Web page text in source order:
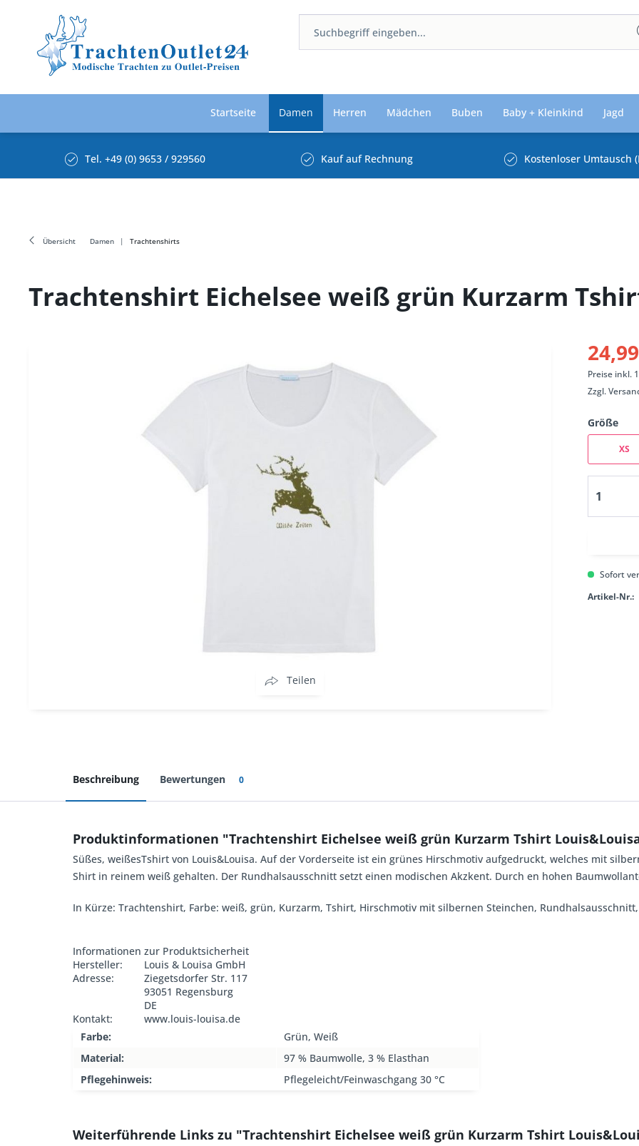
Startseite Damen Herren Mädchen Buben Baby + Kleinkind Jagd
Tel. +49 (0) 9653 / 929560 Kauf auf Rechnung Kostenloser Umtausch
Übersicht Damen Trachtenshirts
Trachtenshirt Eichelsee weiß grün Kurzarm
Teilen
Preise inkl.
Zzgl.
Größe
XS
Sofort
Artikel-Nr.:
Beschreibung Bewertungen 0
Produktinformationen "Trachtenshirt Eichelsee weiß grün Kurzarm Tshirt
Süßes, weißesTshirt von Louis&Louisa. Auf der Vorderseite ist ein grünes Hirschmotiv aufgedruckt, welches mit
Shirt in reinem weiß gehalten. Der Rundhalsausschnitt setzt einen modischen Akzkent. Durch en hohen
In Kürze: Trachtenshirt, Farbe: weiß, grün, Kurzarm, Tshirt, Hirschmotiv mit silbernen Steinchen,
Informationen zur Produktsicherheit
Hersteller:
Louis & Louisa GmbH
Adresse:
Ziegetsdorfer Str. 117
93051 Regensburg
DE
Kontakt:
www.louis-louisa.de
Farbe:
Grün, Weiß
Material:
97 % Baumwolle, 3 % Elasthan
Pflegehinweis:
Pflegeleicht/Feinwaschgang 30 °C
Weiterführende Links zu "Trachtenshirt Eichelsee weiß grün Kurzarm Tshirt